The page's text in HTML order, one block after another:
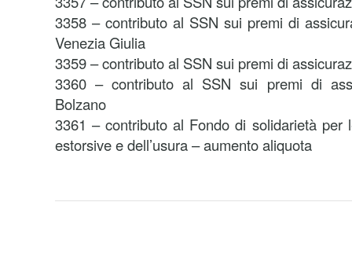
3358 – contributo al SSN sui premi di
Venezia Giulia
3359 – contributo al SSN sui premi di
3360 – contributo al SSN sui premi di
Bolzano
3361 – contributo al Fondo di solidarietà per
estorsive e dell’usura – aumento aliquota